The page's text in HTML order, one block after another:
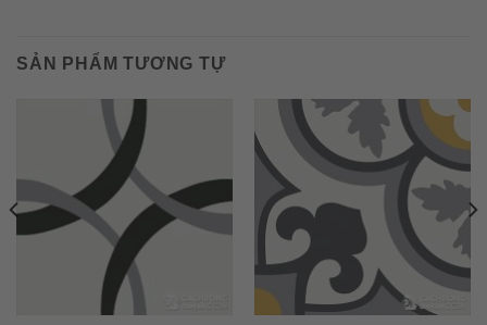
SẢN PHẨM TƯƠNG TỰ